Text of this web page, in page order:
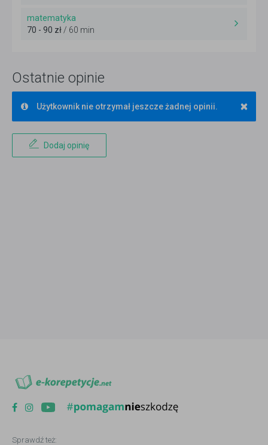
matematyka
70 - 90 zł / 60 min
Ostatnie opinie
×
Użytkownik nie otrzymał jeszcze żadnej opinii.
Dodaj opinię
Sprawdź też: